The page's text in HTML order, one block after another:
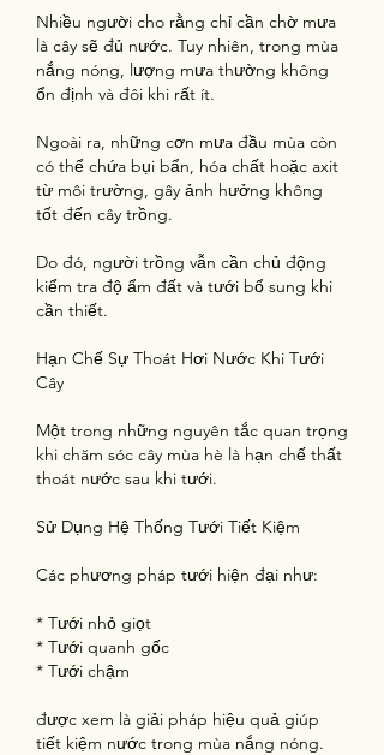
Nhiều người cho rằng chỉ cần chờ mưa
là cây sẽ đủ nước. Tuy nhiên, trong mùa
nắng nóng, lượng mưa thường không
ổn định và đôi khi rất ít.
Ngoài ra, những cơn mưa đầu mùa còn
có thể chứa bụi bẩn, hóa chất hoặc axit
từ môi trường, gây ảnh hưởng không
tốt đến cây trồng.
Do đó, người trồng vẫn cần chủ động
kiểm tra độ ẩm đất và tưới bổ sung khi
cần thiết.
Hạn Chế Sự Thoát Hơi Nước Khi Tưới
Cây
Một trong những nguyên tắc quan trọng
khi chăm sóc cây mùa hè là hạn chế thất
thoát nước sau khi tưới.
Sử Dụng Hệ Thống Tưới Tiết Kiệm
Các phương pháp tưới hiện đại như:
* Tưới nhỏ giọt
* Tưới quanh gốc
* Tưới chậm
được xem là giải pháp hiệu quả giúp
tiết kiệm nước trong mùa nắng nóng.